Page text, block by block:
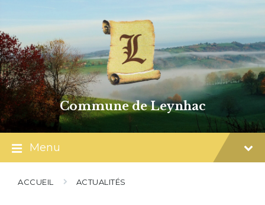
content
main
navigation
footer
Commune de Leynhac
Menu
ACCUEIL ACTUALITÉS